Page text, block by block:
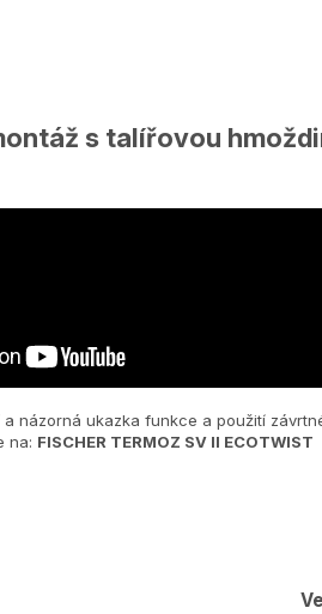
s talířovou
názorná ukazka funkce a použití
na: FISCHER TERMOZ SV ll ECOTWIST